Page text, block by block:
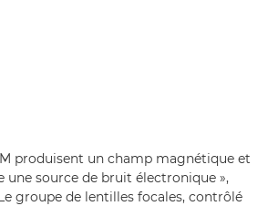
produisent un champ magnétique et
une source de bruit électronique »,
groupe de lentilles focales, contrôlé